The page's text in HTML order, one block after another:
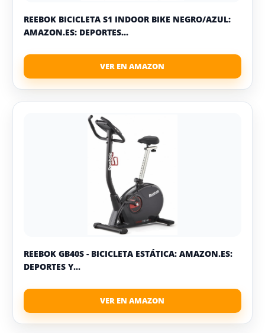
REEBOK BICICLETA S1 INDOOR BIKE NEGRO/AZUL:
AMAZON.ES: DEPORTES...
REEBOK GB40S - BICICLETA ESTÁTICA: AMAZON.ES:
DEPORTES Y...